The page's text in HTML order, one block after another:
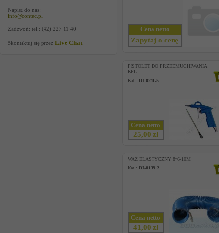
Napisz do nas:
info@contec.pl
Zadzwoń: tel.: (42) 227 11 40
Skontaktuj się przez Live Chat
Cena netto
Zapytaj o cenę
PISTOLET DO PRZEDMUCHIWANIA
KPL.
Kat.: DI-0211.5
Cena netto
25,00 zł
WAZ ELASTYCZNY 8*6-10M
Kat.: DI-0139.2
Cena netto
41,00 zł